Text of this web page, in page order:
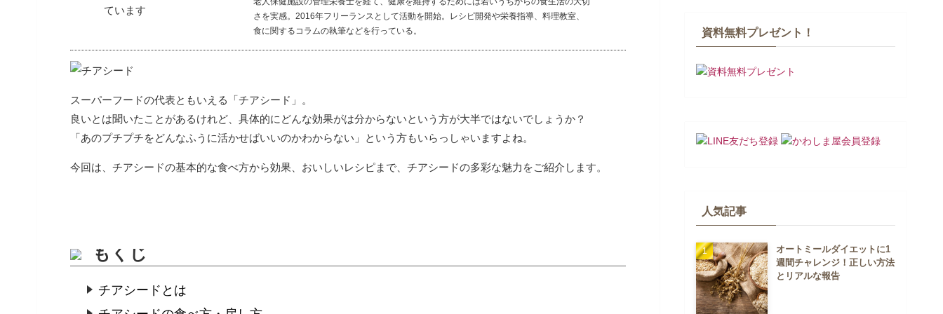
さを実感。2016年フリーランスとして活動を開始。レシピ開発や栄養指導、料理教室、
食に関するコラムの執筆などを行っている。
スーパーフードの代表ともいえる「チアシード」。
良いとは聞いたことがあるけれど、具体的にどんな効果がは分からないという方が大半ではないでしょうか？
「あのプチプチをどんなふうに活かせばいいのかわからない」という方もいらっしゃいますよね。
今回は、チアシードの基本的な食べ方から効果、おいしいレシピまで、チアシードの多彩な魅力をご紹介します。
もくじ
チアシードとは
資料無料プレゼント！
人気記事
オートミールダイエットに1
週間チャレンジ！正しい方法
とリアルな報告